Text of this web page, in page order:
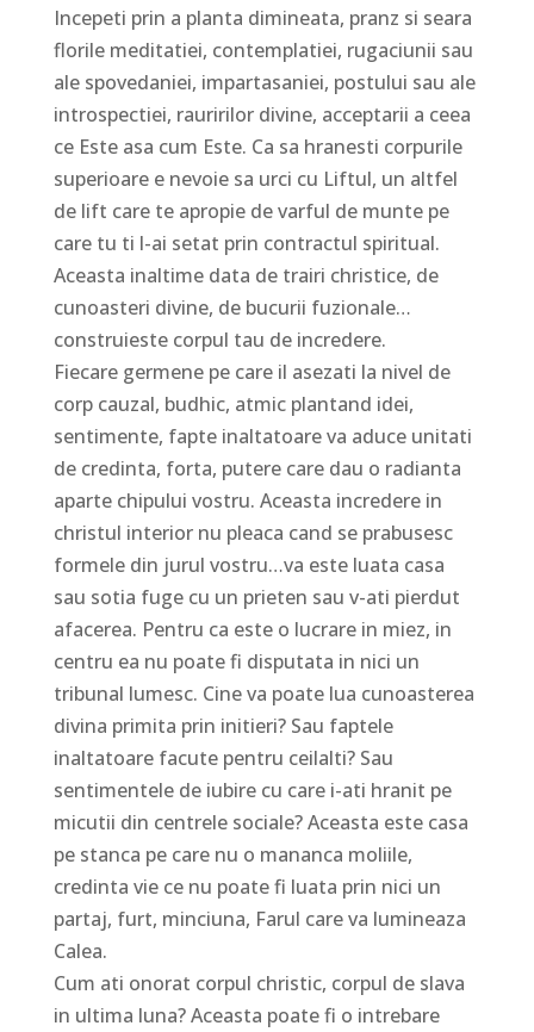
Incepeti prin a planta dimineata, pranz si seara
florile meditatiei, contemplatiei, rugaciunii sau
ale spovedaniei, impartasaniei, postului sau ale
introspectiei, rauririlor divine, acceptarii a ceea
ce Este asa cum Este. Ca sa hranesti corpurile
superioare e nevoie sa urci cu Liftul, un altfel
de lift care te apropie de varful de munte pe
care tu ti l-ai setat prin contractul spiritual.
Aceasta inaltime data de trairi christice, de
cunoasteri divine, de bucurii fuzionale…
construieste corpul tau de incredere.
Fiecare germene pe care il asezati la nivel de
corp cauzal, budhic, atmic plantand idei,
sentimente, fapte inaltatoare va aduce unitati
de credinta, forta, putere care dau o radianta
aparte chipului vostru. Aceasta incredere in
christul interior nu pleaca cand se prabusesc
formele din jurul vostru…va este luata casa
sau sotia fuge cu un prieten sau v-ati pierdut
afacerea. Pentru ca este o lucrare in miez, in
centru ea nu poate fi disputata in nici un
tribunal lumesc. Cine va poate lua cunoasterea
divina primita prin initieri? Sau faptele
inaltatoare facute pentru ceilalti? Sau
sentimentele de iubire cu care i-ati hranit pe
micutii din centrele sociale? Aceasta este casa
pe stanca pe care nu o mananca moliile,
credinta vie ce nu poate fi luata prin nici un
partaj, furt, minciuna, Farul care va lumineaza
Calea.
Cum ati onorat corpul christic, corpul de slava
in ultima luna? Aceasta poate fi o intrebare